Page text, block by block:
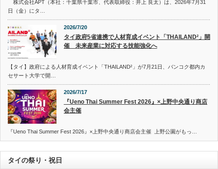
株式会社APT（本社：千葉県千葉市、代表取締役：井上 良太）は、2026年7月31
日（金）にタ…
2026/7/20
タイ政府5省連携で人材育成イベント「THAILAND²」開
催 未来産業に対応する技能強化へ
【タイ】政府による人材育成イベント「THAILAND²」が7月21日、バンコク都内カ
セサート大学で開…
2026/7/17
『Ueno Thai Summer Fest 2026』×上野中央通り商店
会主催
『Ueno Thai Summer Fest 2026』×上野中央通り商店会主催 上野公園がもっ…
タイの祭り・祝日